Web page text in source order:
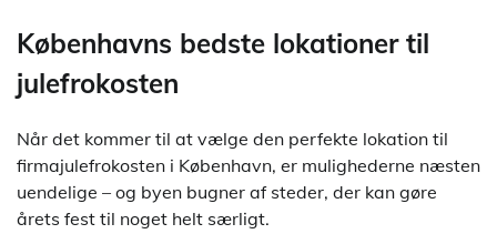
Københavns bedste lokationer til
julefrokosten
Når det kommer til at vælge den perfekte lokation til
firmajulefrokosten i København, er mulighederne næsten
uendelige – og byen bugner af steder, der kan gøre
årets fest til noget helt særligt.